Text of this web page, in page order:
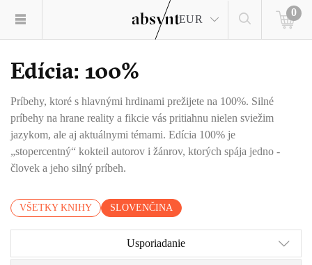
EUR
0
Edícia: 100%
Príbehy, ktoré s hlavnými hrdinami prežijete na 100%. Silné
príbehy na hrane reality a fikcie vás pritiahnu nielen sviežim
jazykom, ale aj aktuálnymi témami. Edícia 100% je
„stopercentný“ kokteil autorov i žánrov, ktorých spája jedno -
človek a jeho silný príbeh.
VŠETKY KNIHY SLOVENČINA
Usporiadanie